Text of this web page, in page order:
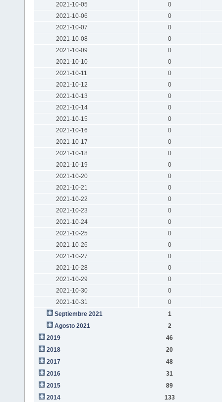
2021-10-05
0
2021-10-06
0
2021-10-07
0
2021-10-08
0
2021-10-09
0
2021-10-10
0
2021-10-11
0
2021-10-12
0
2021-10-13
0
2021-10-14
0
2021-10-15
0
2021-10-16
0
2021-10-17
0
2021-10-18
0
2021-10-19
0
2021-10-20
0
2021-10-21
0
2021-10-22
0
2021-10-23
0
2021-10-24
0
2021-10-25
0
2021-10-26
0
2021-10-27
0
2021-10-28
0
2021-10-29
0
2021-10-30
0
2021-10-31
0
Septiembre 2021
1
Agosto 2021
2
2019
46
2018
20
2017
48
2016
31
2015
89
2014
133